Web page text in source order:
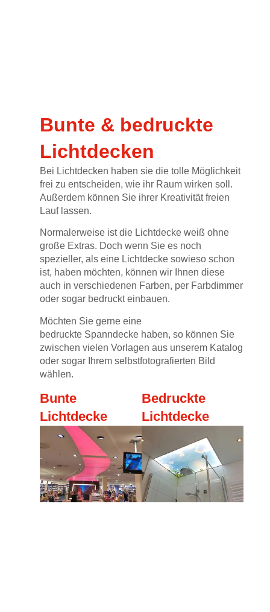
Bunte & bedruckte
Lichtdecken
Bei Lichtdecken haben sie die tolle Möglichkeit
frei zu entscheiden, wie ihr Raum wirken soll.
Außerdem können Sie ihrer Kreativität freien
Lauf lassen.
Normalerweise ist die Lichtdecke weiß ohne
große Extras. Doch wenn Sie es noch
spezieller, als eine Lichtdecke sowieso schon
ist, haben möchten, können wir Ihnen diese
auch in verschiedenen Farben, per Farbdimmer
oder sogar bedruckt einbauen.
Möchten Sie gerne eine
bedruckte Spanndeckehaben, so können Sie
zwischen vielen Vorlagen aus unserem Katalog
oder sogar Ihrem selbstfotografierten Bild
wählen.
Bunte
Lichtdecke
Bedruckte
Lichtdecke